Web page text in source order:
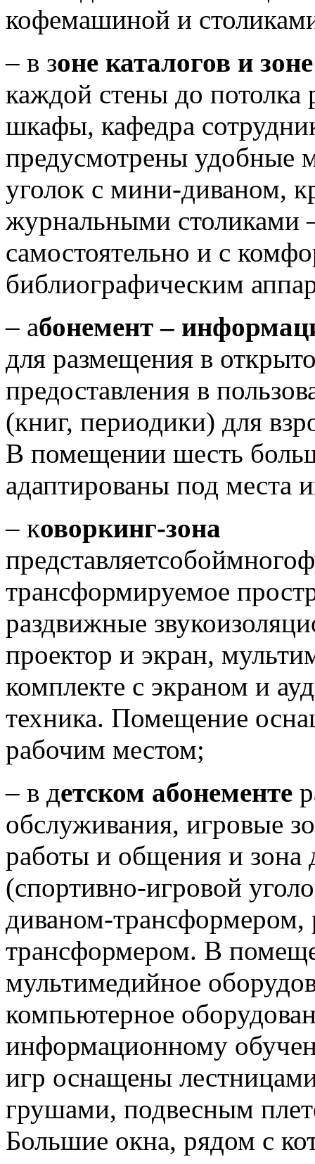
кофемашиной и
– в зоне каталогов и
каждой стены до потолка
шкафы, кафедра
предусмотрены удобные
уголок с мини-диваном,
журнальными столиками
самостоятельно и с
библиографическим
– абонемент –
для размещения в
предоставления в
(книг, периодики) для
В помещении шесть
адаптированы под места
– коворкинг-зона
трансформируемое
раздвижные
проектор и экран,
комплекте с экраном и
техника. Помещение
рабочим местом;
– в детском абонементе
обслуживания, игровые
работы и общения и зона
(спортивно-игровой
диваном-трансформером,
трансформером. В
мультимедийное
компьютерное
информационному
игр оснащены
грушами, подвесным
Большие окна, рядом с